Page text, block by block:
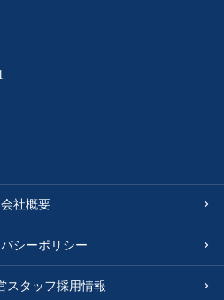
会社概要
シーポリシー
スタッフ採用情報